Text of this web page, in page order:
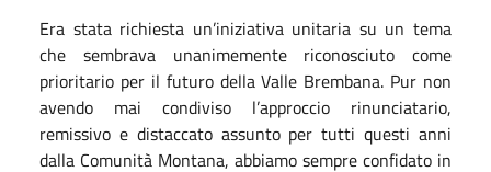
Era stata richiesta un’iniziativa unitaria su un tema
che sembrava unanimemente riconosciuto come
prioritario per il futuro della Valle Brembana. Pur non
avendo mai condiviso l’approccio rinunciatario,
remissivo e distaccato assunto per tutti questi anni
dalla Comunità Montana, abbiamo sempre confidato in